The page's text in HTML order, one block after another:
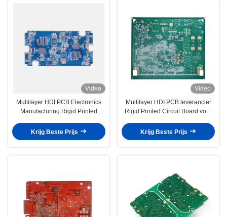
Video
Multilayer HDI PCB Electronics
Manufacturing Rigid Printed
Machine
Krijg Beste Prijs
Video
Multilayer HDI PCB leverancier
Rigid Printed Circuit Board voor
Krijg Beste Prijs